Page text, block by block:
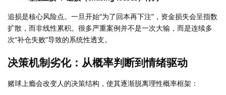
追损是核心风险点。一旦开始“为了回本再下注”，资金损失会呈指数
扩散，而非线性累积。很多严重案例并不是一次大输，而是连续多
次“补仓失败”导致的系统性透支。
决策机制劣化：从概率判断到情绪驱动
赌球上瘾会改变人的决策结构，使其逐渐脱离理性概率框架：